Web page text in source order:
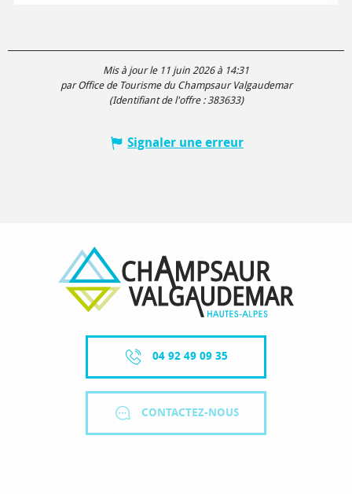
Mis à jour le 11 juin 2026 à 14:31
par Office de Tourisme du Champsaur Valgaudemar
(Identifiant de l'offre : 383633)
Signaler une erreur
04 92 49 09 35
CONTACTEZ-NOUS